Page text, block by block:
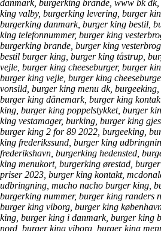
danmark, burgerking brande, www bk
king valby, burgerking levering, burger
burgerking danmark, burger king bestil,
king telefonnummer, burger king
burgerking brande, burger king
bestil burger king, burger king tåstrup,
vejle, burger king cheeseburger, burger
burger king vejle, burger king
vonsild, burger king menu dk,
burger king dänemark, burger king
king, burger king poppelstykket, burger
king vestamager, burking, burger king
burger king 2 for 89 2022, burgeeking,
king frederikssund, burger king
frederikshavn, burgerking hedensted,
king menukort, burgerking ørestad,
priser 2023, burger king kontakt,
udbringning, mucho nacho burger king,
burgerking nummer, burger king randers
burger king viborg, burger king
king, burger king i danmark, burger king
nord, burger king viborg, burger king